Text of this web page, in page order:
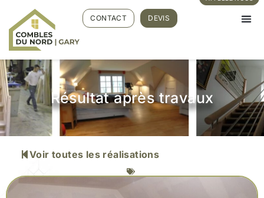
CONTACT DEVIS
Résultat après travaux
Voir toutes les réalisations